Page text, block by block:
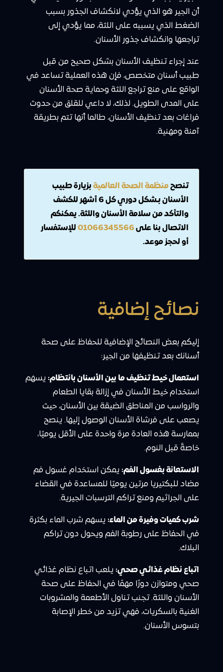
أن الجير هو الذي يؤدي لانكشاف الجذور بسبب
الضغط الذي يسببه على اللثة، مما يؤدي إلى
تراجعها وانكشاف جذور الأسنان.
عند إجراء تنظيف الأسنان بشكل صحيح من قبل
طبيب أسنان متخصص، فإن هذه العملية تساعد في
الواقع على منع تراجع اللثة وحماية صحة الأسنان
على المدى الطويل. لذلك، لا داعي للقلق من حدوث
فراغات بعد تنظيف الأسنان، طالما أنها تتم بطريقة
آمنة ومهنية.
تنصحمنظمة الصحة العالمية بزيارة طبيب
الأسنان بـشكل دوري كل 6 أشهر للكشف
والتأكد من سلامة الأسنان واللثة. يمكنكم
الاتصال بنا على 01066345566 للإستفسار
أو لحجز موعد.
نصائح إضافية
إليكم بعض النصائح الإضافية للحفاظ على صحة
أسنانك بعد تنظيفها من الجير:
استعمال خيط تنظيف ما بين الأسنان بانتظام: يسهم
استخدام خيط الأسنان في إزالة بقايا الطعام
والرواسب من المناطق الضيقة بين الأسنان، حيث
يصعب على فرشاة الأسنان الوصول إليها. ينصح
بممارسة هذه العادة مرة واحدة على الأقل يوميًا،
خاصةً قبل النوم.
الاستعانة بغسول الفم: يمكن استخدام غسول فم
مضاد للبكتيريا مرتين يوميًا للمساعدة في القضاء
على الجراثيم ومنع تراكم الترسبات الجيرية.
شرب كميات وفيرة من الماء: يسهم شرب الماء بكثرة
في الحفاظ على رطوبة الفم ويحول دون تراكم
البلاك.
اتباع نظام غذائي صحي: يلعب اتباع نظام غذائي
صحي ومتوازن دورًا مهمًا في الحفاظ على صحة
الأسنان واللثة. تجنب تناول الأطعمة والمشروبات
الغنية بالسكريات، فهي تزيد من خطر الإصابة
بتسوس الأسنان.